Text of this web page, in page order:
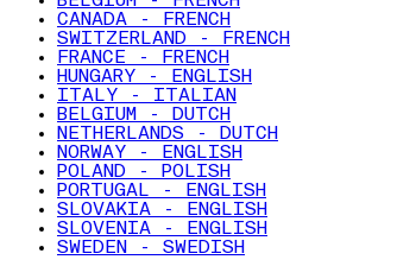
CANADA - FRENCH
SWITZERLAND - FRENCH
FRANCE - FRENCH
HUNGARY - ENGLISH
ITALY - ITALIAN
BELGIUM - DUTCH
NETHERLANDS - DUTCH
NORWAY - ENGLISH
POLAND - POLISH
PORTUGAL - ENGLISH
SLOVAKIA - ENGLISH
SLOVENIA - ENGLISH
SWEDEN - SWEDISH